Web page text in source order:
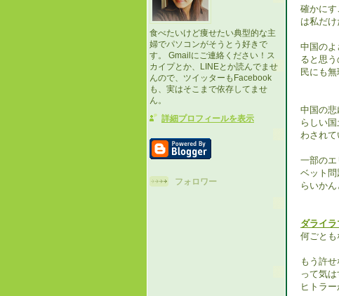
食べたいけど痩せたい典型的な主
婦でパソコンがそうとう好きで
す。 Gmailにご連絡ください！ス
カイプとか、LINEとか読んでませ
んので、ツイッターもFacebook
も、実はそこまで依存してませ
ん。
詳細プロフィールを表示
フォロワー
確かに
は私だけ
中国のよ
ると思
民にも
中国の
らしい
わされて
一部の
ベット
らいかん
ダライ
何ごとも
もう許
って気は
ヒトラ